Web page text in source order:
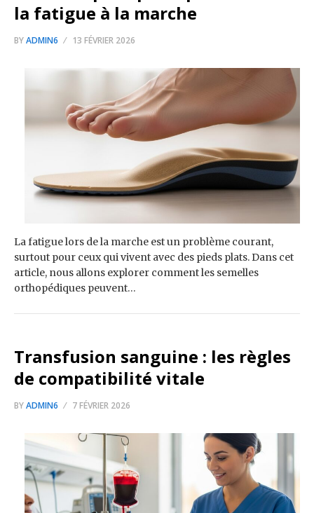
la fatigue à la marche
BYADMIN6 13 FÉVRIER 2026
La fatigue lors de la marche est un problème courant,
surtout pour ceux qui vivent avec des pieds plats. Dans cet
article, nous allons explorer comment les semelles
orthopédiques peuvent…
Transfusion sanguine : les règles
de compatibilité vitale
BYADMIN6 7 FÉVRIER 2026